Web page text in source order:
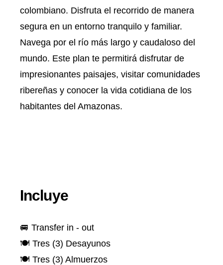
colombiano. Disfruta el recorrido de manera
segura en un entorno tranquilo y familiar.
Navega por el río más largo y caudaloso del
mundo. Este plan te permitirá disfrutar de
impresionantes paisajes, visitar comunidades
ribereñas y conocer la vida cotidiana de los
habitantes del Amazonas.
Incluye
🚐 Transfer in - out
🍽️ Tres (3) Desayunos
🍽️ Tres (3) Almuerzos